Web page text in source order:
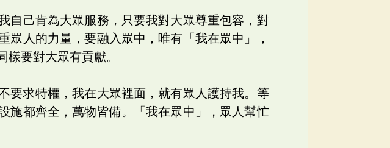
自己肯為大眾服務，只要我對大眾尊重包容，對
眾人的力量，要融入眾中，唯有「我在眾中」，
要對大眾有貢獻。
要求特權，我在大眾裡面，就有眾人護持我。等
施都齊全，萬物皆備。「我在眾中」，眾人幫忙